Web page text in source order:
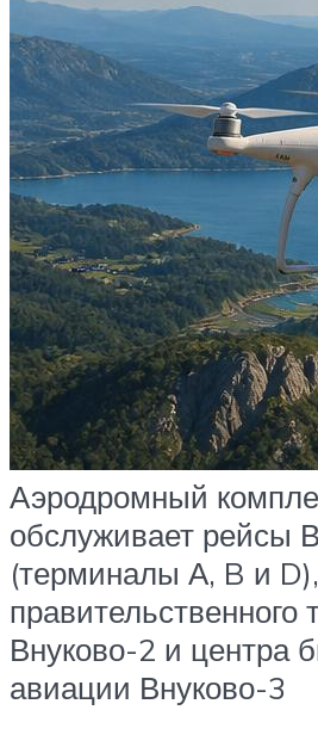
Аэродромный
обслуживает рейсы
(терминалы А, B и D),
правительственного
Внуково-2 и центра
авиации Внуково-3